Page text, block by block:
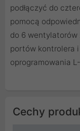
podłączyć do
pomocą
do 6 wentylatorów
portów kontrolera
oprogramowania
Cechy